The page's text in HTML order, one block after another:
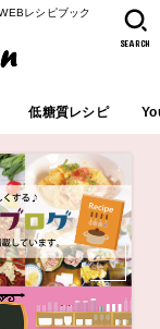
レシピブック
低糖質レシピ
SEARCH